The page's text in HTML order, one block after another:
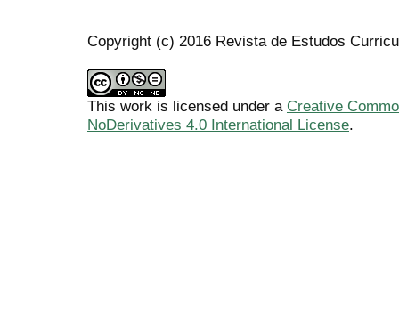
Copyright (c) 2016 Revista de Estudos
This work is licensed under a Creative
NoDerivatives 4.0 International License.